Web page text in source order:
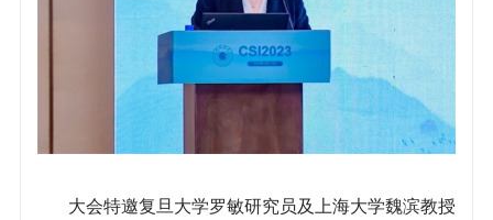
大会特邀复旦大学罗敏研究员及上海大学魏滨教授